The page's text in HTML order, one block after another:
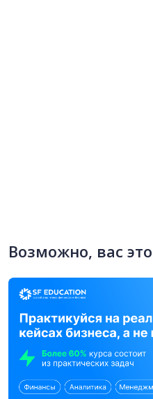
Возможно, вас